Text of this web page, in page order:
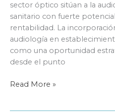
sector óptico sitúan a la
sanitario con fuerte
rentabilidad. La
audiología en
como una oportunidad
desde el punto
La
Read More »